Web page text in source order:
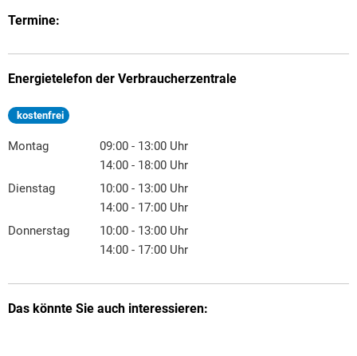
Termine:
Energietelefon der Verbraucherzentrale
kostenfrei
Montag 09:00 - 13:00 Uhr
Von 09:00 bis 13:00 Uhr
14:00 - 18:00 Uhr
Von 14:00 bis 18:00 Uhr
Dienstag 10:00 - 13:00 Uhr
Von 10:00 bis 13:00 Uhr
14:00 - 17:00 Uhr
Von 14:00 bis 17:00 Uhr
Donnerstag 10:00 - 13:00 Uhr
Von 10:00 bis 13:00 Uhr
14:00 - 17:00 Uhr
Das könnte Sie auch interessieren: